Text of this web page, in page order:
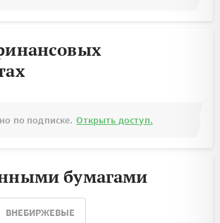
по подписке. Открыть доступ.
бумагами
ВНЕБИРЖЕВЫЕ